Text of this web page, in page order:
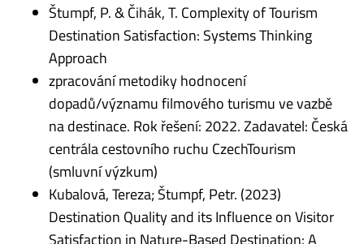
Štumpf, P. & Čihák, T. Complexity of Tourism
Destination Satisfaction: Systems Thinking
Approach
zpracování metodiky hodnocení
dopadů/významu filmového turismu ve vazbě
na destinace. Rok řešení: 2022. Zadavatel: Česká
centrála cestovního ruchu CzechTourism
(smluvní výzkum)
Kubalová, Tereza; Štumpf, Petr. (2023)
Destination Quality and its Influence on Visitor
Satisfaction in Nature-Based Destination: A